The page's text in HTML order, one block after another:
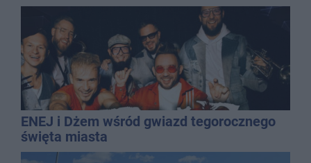
ENEJ i Dżem wśród gwiazd tegorocznego
święta miasta